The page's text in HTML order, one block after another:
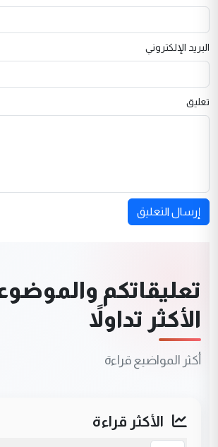
البريد الإلكتروني
تعليق
إرسال التعليق
تعليقاتكم
الأكثر تداولاً
أكثر المواضيع قراءة
الأكثر قراءة